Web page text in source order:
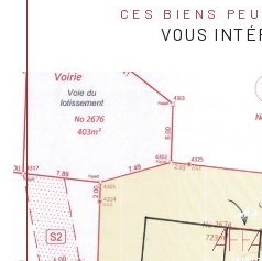
CES BIENS
VOUS